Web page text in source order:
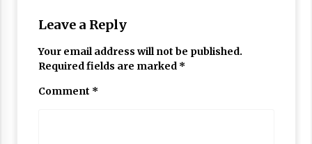
4 months ago
Leave a Reply
Your email address will not be published.
Required fields are marked *
Comment *